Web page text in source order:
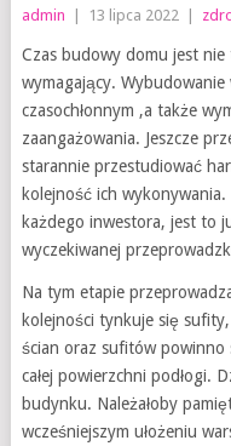
admin 13 lipca 2022
Czas budowy domu jest
wymagający. Wybudowanie
czasochłonnym ,a także
zaangażowania. Jeszcze
starannie przestudiować
kolejność ich
każdego inwestora, jest to
wyczekiwanej
Na tym etapie
kolejności tynkuje się
ścian oraz sufitów powinno
całej powierzchni podłogi.
budynku. Należałoby
wcześniejszym ułożeniu